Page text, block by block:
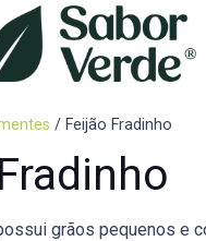
/ Feijão Fradinho
grãos pequenos e